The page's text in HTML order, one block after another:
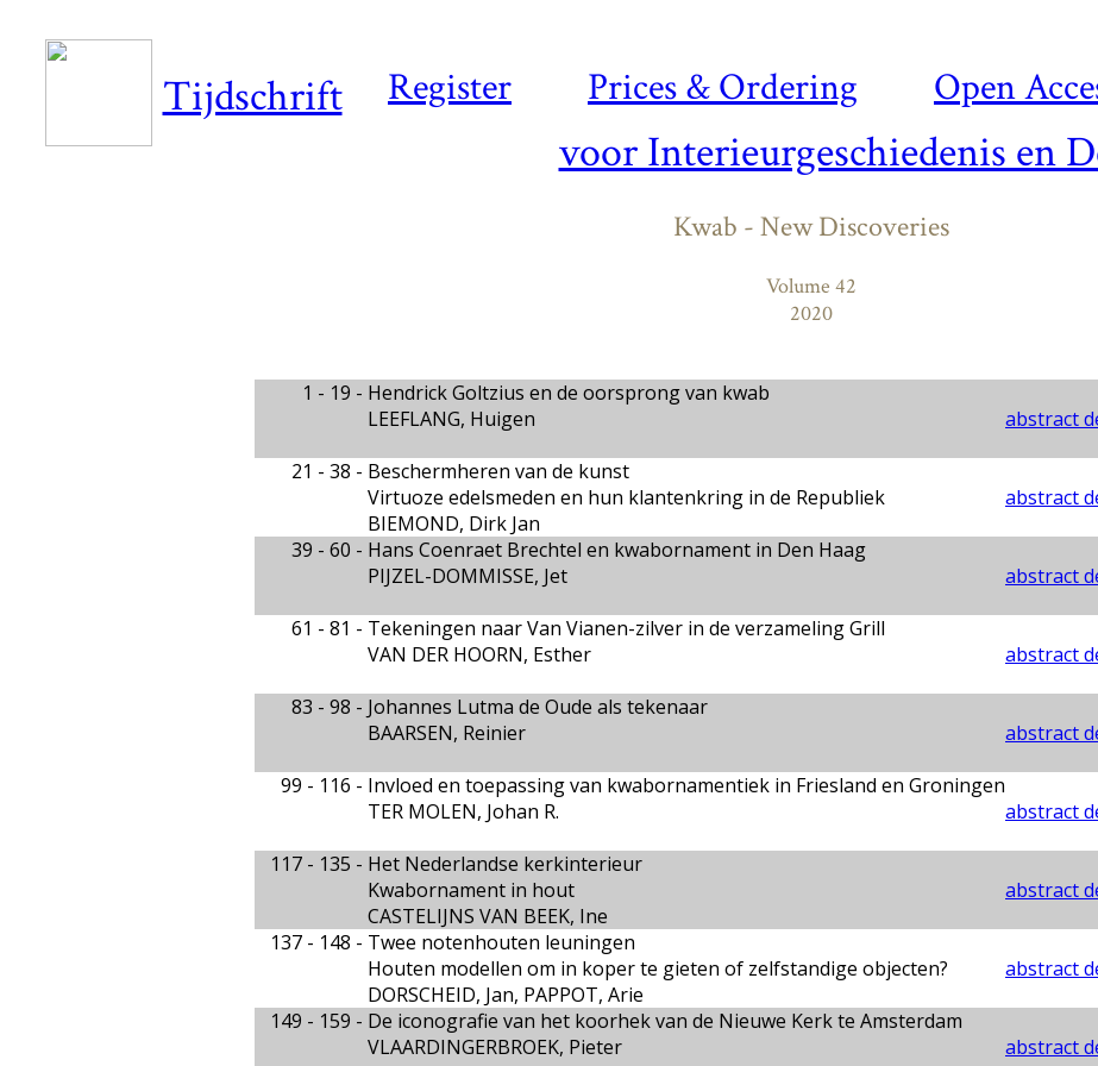
Register Prices & Ordering Open
Tijdschrift
voor Interieurgeschiedenis en
Kwab - New Discoveries
Volume 42
2020
1 - 19 - Hendrick Goltzius en de oorsprong van kwab
LEEFLANG, Huigen
abstract
21 - 38 - Beschermheren van de kunst
Virtuoze edelsmeden en hun klantenkring in de Republiek
BIEMOND, Dirk Jan
abstract
39 - 60 - Hans Coenraet Brechtel en kwabornament in Den Haag
PIJZEL-DOMMISSE, Jet
abstract
61 - 81 - Tekeningen naar Van Vianen-zilver in de verzameling Grill
VAN DER HOORN, Esther
abstract
83 - 98 - Johannes Lutma de Oude als tekenaar
BAARSEN, Reinier
abstract
99 - 116 - Invloed en toepassing van kwabornamentiek in Friesland en Groningen
TER MOLEN, Johan R.
abstract
117 - 135 - Het Nederlandse kerkinterieur
Kwabornament in hout
CASTELIJNS VAN BEEK, Ine
abstract
137 - 148 - Twee notenhouten leuningen
Houten modellen om in koper te gieten of zelfstandige objecten?
DORSCHEID, Jan, PAPPOT, Arie
abstract
149 - 159 - De iconografie van het koorhek van de Nieuwe Kerk te Amsterdam
VLAARDINGERBROEK, Pieter
abstract